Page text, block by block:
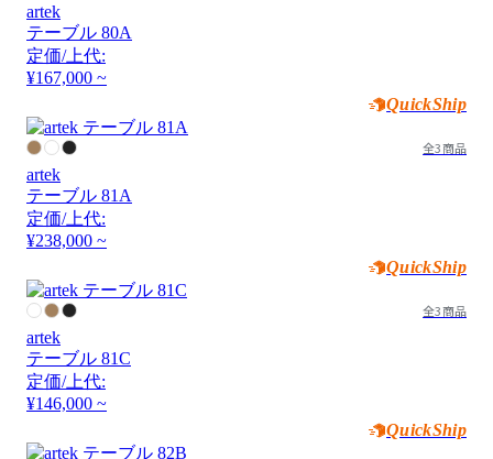
artek
テーブル 80A
定価/上代:
¥167,000 ~
QuickShip
全3商品
artek
テーブル 81A
定価/上代:
¥238,000 ~
QuickShip
全3商品
artek
テーブル 81C
定価/上代:
¥146,000 ~
QuickShip